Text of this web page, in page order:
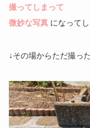
撮ってしまって
微妙な写真 になって
↓その場からただ撮っ